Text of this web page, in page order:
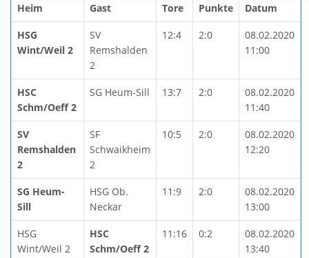
Heim Gast Tore Punkte Datum
HSG
Wint/Weil 2
SV
Remshalden
2
12:4 2:0
08.02.2020
11:00
HSC
Schm/Oeff 2
SG Heum-Sill 13:7 2:0
08.02.2020
11:40
SV
Remshalden
2
SF
Schwaikheim
2
10:5 2:0
08.02.2020
12:20
SG Heum-
Sill
HSG Ob.
Neckar
11:9 2:0
08.02.2020
13:00
HSG
Wint/Weil 2
HSC
Schm/Oeff 2
11:16 0:2
08.02.2020
13:40